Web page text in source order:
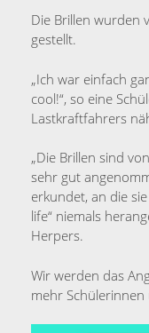
Die Brillen wurden
gestellt.
„Ich war einfach
cool!“, so eine
Lastkraftfahrers
„Die Brillen sind
sehr gut
erkundet, an die
life“ niemals
Herpers.
Wir werden das
mehr